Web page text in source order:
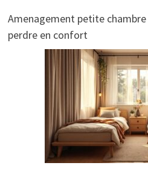
Amenagement petite chambre
perdre en confort